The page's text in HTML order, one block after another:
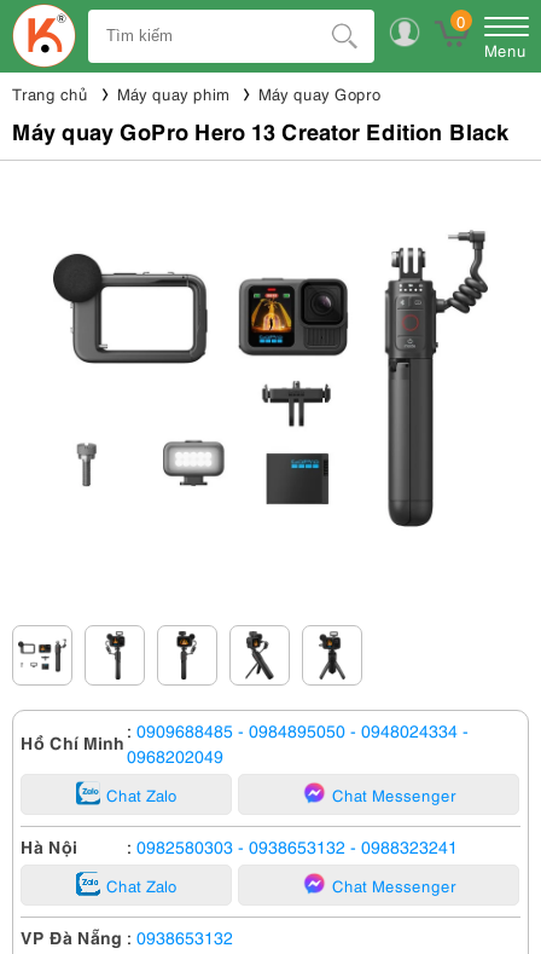
0
Menu
Trang chủ Máy quay phim Máy quay Gopro
Máy quay GoPro Hero 13 Creator Edition Black
Hồ Chí Minh : 0909688485 - 0984895050 - 0948024334 -
0968202049
Chat Zalo Chat Messenger
Hà Nội : 0982580303 - 0938653132 - 0988323241
Chat Zalo Chat Messenger
VP Đà Nẵng : 0938653132